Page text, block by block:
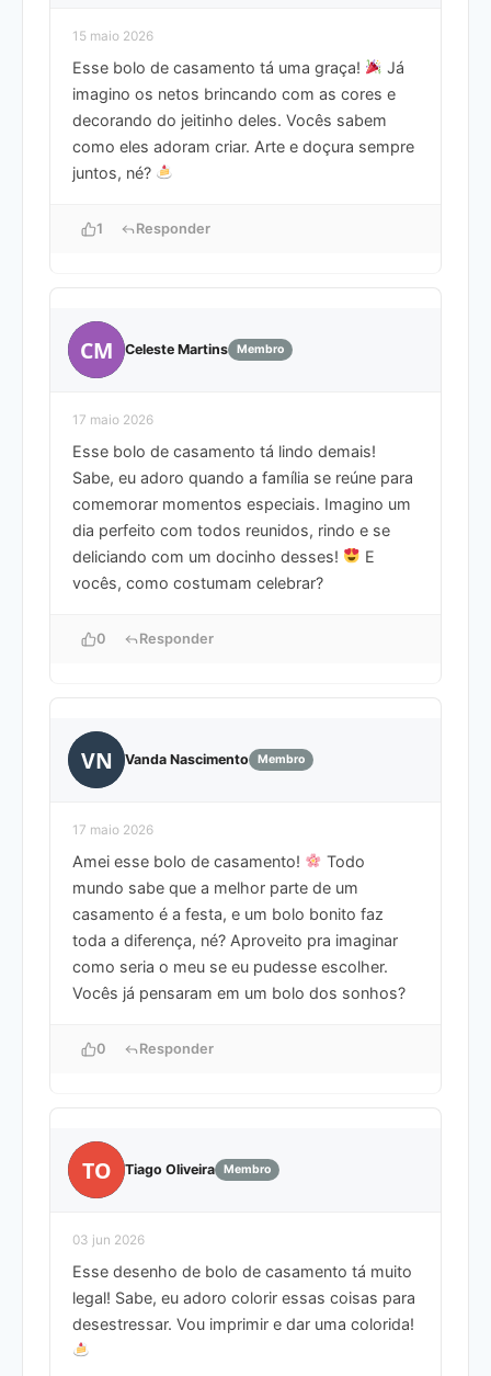
15 maio 2026
Esse bolo de casamento tá uma graça!
Já
imagino os netos brincando com as cores e
decorando do jeitinho deles. Vocês sabem
como eles adoram criar. Arte e doçura sempre
juntos, né?
1 Responder
CM Celeste Martins Membro
17 maio 2026
Esse bolo de casamento tá lindo demais!
Sabe, eu adoro quando a família se reúne para
comemorar momentos especiais. Imagino um
dia perfeito com todos reunidos, rindo e se
deliciando com um docinho desses!
E
vocês, como costumam celebrar?
0 Responder
VN Vanda Nascimento Membro
17 maio 2026
Amei esse bolo de casamento!
Todo
mundo sabe que a melhor parte de um
casamento é a festa, e um bolo bonito faz
toda a diferença, né? Aproveito pra imaginar
como seria o meu se eu pudesse escolher.
Vocês já pensaram em um bolo dos sonhos?
0 Responder
TO Tiago Oliveira Membro
03 jun 2026
Esse desenho de bolo de casamento tá muito
legal! Sabe, eu adoro colorir essas coisas para
desestressar. Vou imprimir e dar uma colorida!